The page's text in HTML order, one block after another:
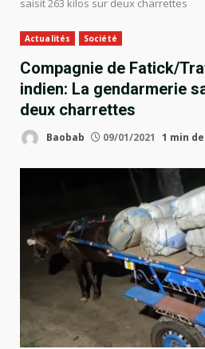
saisit 263 kilos sur deux charrettes
Actualités Société
Compagnie de Fatick/
indien: La gendarmerie
deux charrettes
Baobab 09/01/2021 1 min